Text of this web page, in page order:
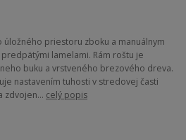
priestoru zboku a manuálnym
lamelami. Rám roštu je
buku a vrstveného brezového dreva.
nastavením tuhosti v stredovej časti
zdvojen... celý popis